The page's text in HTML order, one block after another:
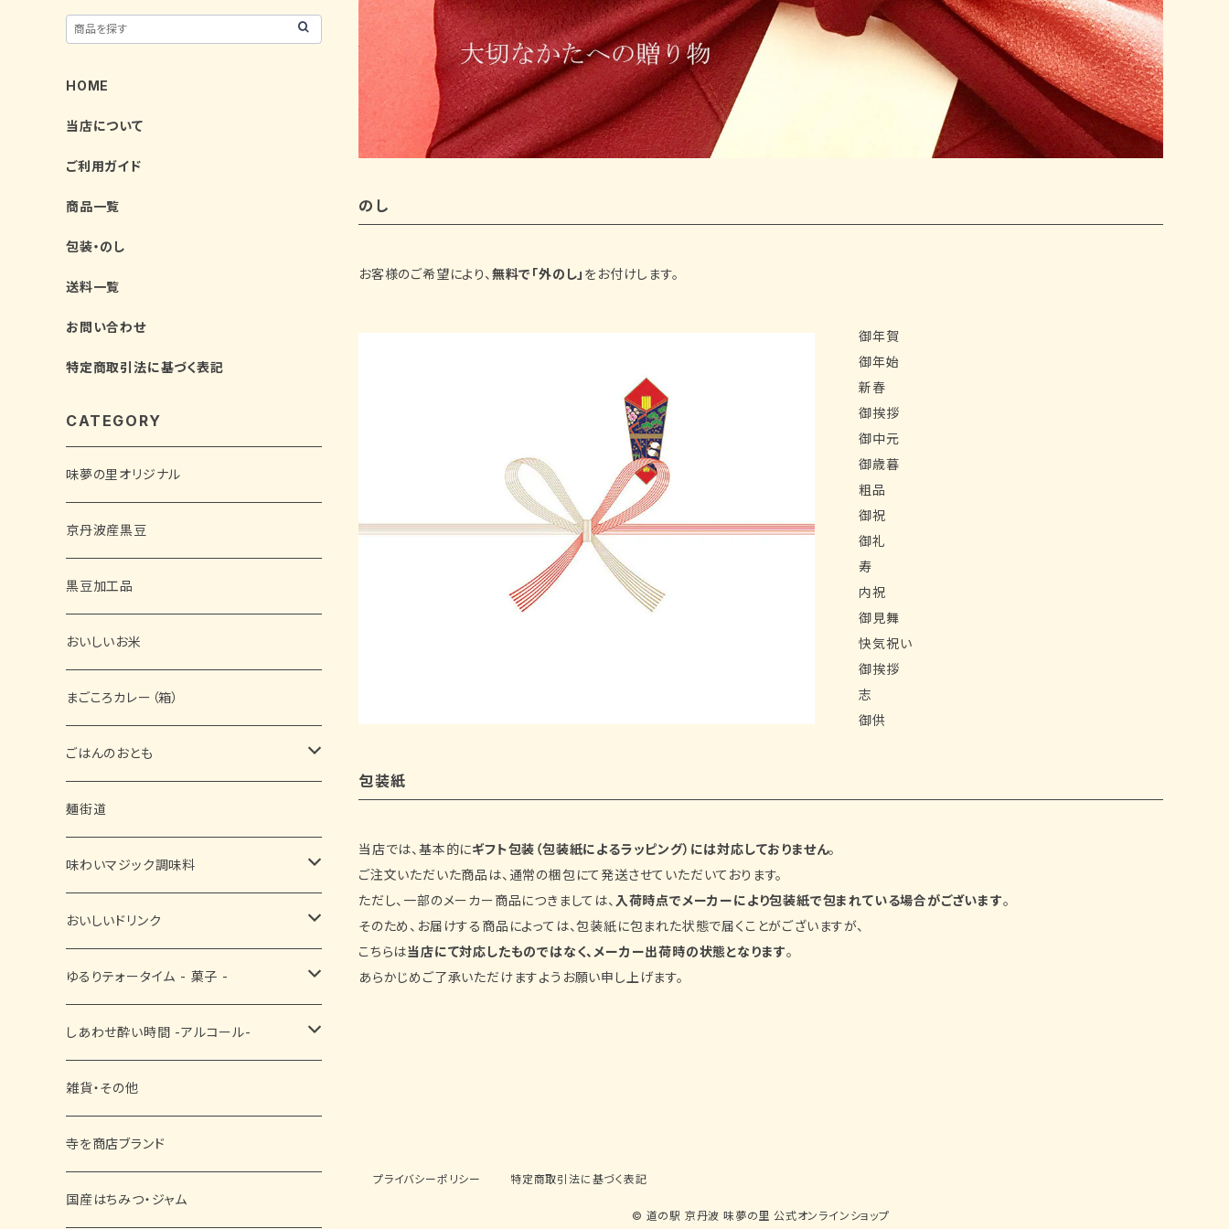
のし
お客様のご希望により、 無料で「外のし」 をお付けします。
御年賀
御年始
新春
御挨拶
御中元
御歳暮
粗品
御祝
御礼
寿
内祝
御見舞
快気祝い
御挨拶
志
御供
包装紙
当店では、基本的にギフト包装（包装紙によるラッピング）には対応しておりません。
ご注文いただいた商品は、通常の梱包にて発送させていただいております。
ただし、一部のメーカー商品につきましては、 入荷時点でメーカーにより包装紙で包まれている場合がございます。
そのため、お届けする商品によっては、包装紙に包まれた状態で届くことがございますが、
こちらは当店にて対応したものではなく、メーカー出荷時の状態となります。
あらかじめご了承いただけますようお願い申し上げます。
HOME
当店について
ご利用ガイド
商品一覧
包装・のし
送料一覧
お問い合わせ
特定商取引法に基づく表記
CATEGORY
味夢の里オリジナル
京丹波産黒豆
黒豆加工品
おいしいお米
まごころカレー（箱）
ごはんのおとも
缶詰
佃煮
ふりかけ
漬物
麺街道
味わいマジック調味料
■ お塩・胡椒・スパイス
■ お醤油・酢・ぽん酢
■ ドレッシング・ソース・その他
おいしいドリンク
黒豆茶
抹茶
その他
ゆるりテォータイム - 菓子 -
■ 和菓子
■ 洋菓子
■ 黒豆菓子
しあわせ酔い時間 -アルコール-
ビール
日本酒
ワイン
雑貨・その他
寺を商店ブランド
国産はちみつ・ジャム
プライバシーポリシー 特定商取引法に基づく表記
© 道の駅 京丹波 味夢の里 公式オンラインショップ